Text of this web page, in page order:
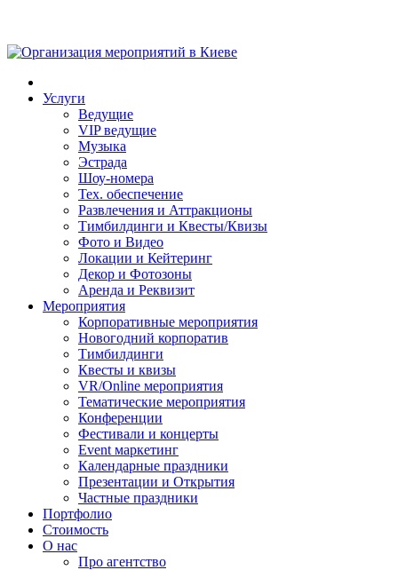
Услуги
Ведущие
VIP ведущие
Музыка
Эстрада
Шоу-номера
Тех. обеспечение
Развлечения и Аттракционы
Тимбилдинги и Квесты/Квизы
Фото и Видео
Локации и Кейтеринг
Декор и Фотозоны
Аренда и Реквизит
Мероприятия
Корпоративные мероприятия
Новогодний корпоратив
Тимбилдинги
Квесты и квизы
VR/Online мероприятия
Тематические мероприятия
Конференции
Фестивали и концерты
Event маркетинг
Календарные праздники
Презентации и Открытия
Частные праздники
Портфолио
Стоимость
О нас
Про агентство